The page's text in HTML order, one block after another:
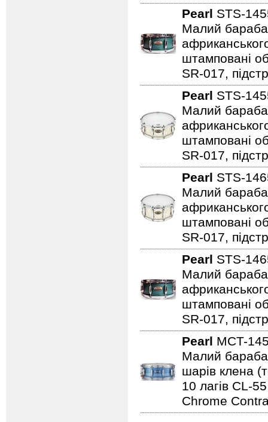
Pearl STS-
Малий
штамповані
SR-017,
Pearl STS-
Малий
штамповані
SR-017,
Pearl STS-
Малий
штамповані
SR-017,
Pearl STS-
Малий
штамповані
SR-017,
Pearl MCT-
Малий
шарів клена
10 лагів CL-
Chrome